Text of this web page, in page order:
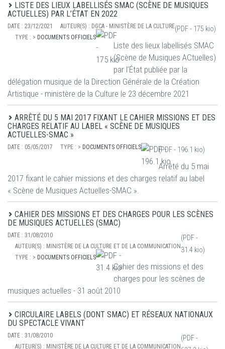
LISTE DES LIEUX LABELLISÉS SMAC (SCÈNE DE MUSIQUES
ACTUELLES) PAR L’ÉTAT EN 2022
DATE : 23/12/2021 AUTEUR(S) : DGCA - MINISTÈRE DE LA CULTURE
TYPE : > DOCUMENTS OFFICIELS
(PDF - 175 kio)
Liste des lieux labellisés SMAC
(Scène de Musiques ACtuelles)
par l’État publiée par la
délégation musique de la Direction Générale de la Création
Artistique - ministère de la Culture le 23 décembre 2021
ARRÊTÉ DU 5 MAI 2017 FIXANT LE CAHIER MISSIONS ET DES
CHARGES RELATIF AU LABEL « SCÈNE DE MUSIQUES
ACTUELLES-SMAC »
DATE : 05/05/2017 TYPE : > DOCUMENTS OFFICIELS (PDF - 196.1 kio)
Arrêté du 5 mai
2017 fixant le cahier missions et des charges relatif au label
« Scène de Musiques Actuelles-SMAC ».
CAHIER DES MISSIONS ET DES CHARGES POUR LES SCÈNES
DE MUSIQUES ACTUELLES (SMAC)
DATE : 31/08/2010
AUTEUR(S) : MINISTÈRE DE LA CULTURE ET DE LA COMMUNICATION
TYPE : > DOCUMENTS OFFICIELS
(PDF -
31.4 kio)
Cahier des missions et des
charges pour les scènes de
musiques actuelles - 31 août 2010
CIRCULAIRE LABELS (DONT SMAC) ET RÉSEAUX NATIONAUX
DU SPECTACLE VIVANT
DATE : 31/08/2010
AUTEUR(S) : MINISTÈRE DE LA CULTURE ET DE LA COMMUNICATION
(PDF -